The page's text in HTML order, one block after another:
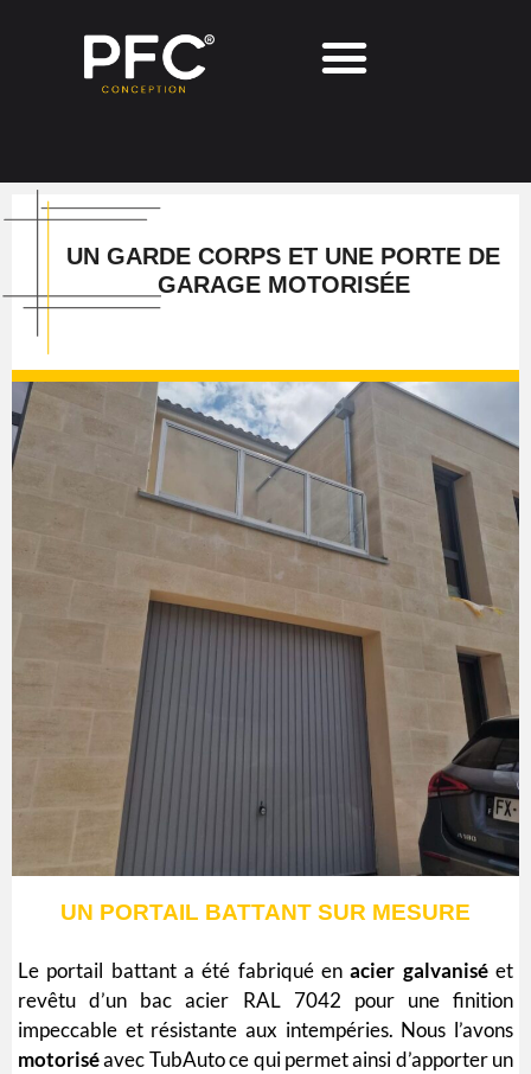
UN GARDE CORPS ET UNE PORTE DE
GARAGE MOTORISÉE
UN PORTAIL BATTANT SUR MESURE
Le portail battant a été fabriqué enacier galvaniséet
revêtu d’un bac acier RAL 7042 pour une finition
impeccable et résistante aux intempéries. Nous l’avons
motoriséavec TubAuto ce qui permet ainsi d’apporter un